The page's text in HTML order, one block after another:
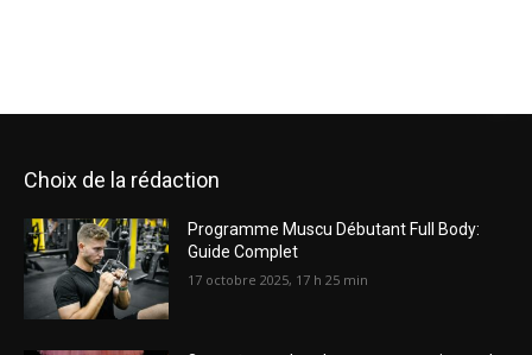
Choix de la rédaction
Programme Muscu Débutant Full Body:
Guide Complet
17 octobre 2025, 17 h 25 min